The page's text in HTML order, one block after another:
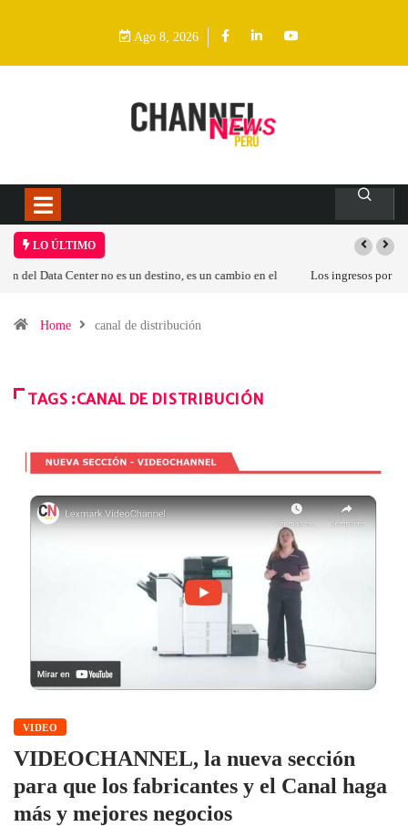
Ago 8, 2026
LO ÚLTIMO
Los ingresos por semiconductores aumentarán más de un 94 % en 2026
Home canal de distribución
TAGS :CANAL DE DISTRIBUCIÓN
VIDEO
VIDEOCHANNEL, la nueva sección
para que los fabricantes y el Canal haga
más y mejores negocios